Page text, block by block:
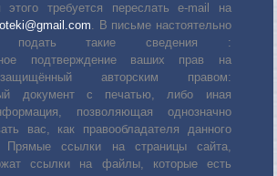
требуется переслать е-mail на
. В письме настоятельно
подать такие сведения :
подтверждение ваших прав на
авторским правом:
документ с печатью, либо иная
позволяющая однозначно
вас, как правообладателя данного
Прямые ссылки на страницы сайта,
ссылки на файлы, которые есть